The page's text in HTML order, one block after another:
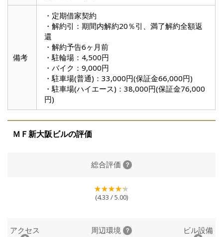
備考
・定期借家契約
・解約引：期間内解約20％引、満了解約全額返
還
・解約予告6ヶ月前
・駐輪場：4,500円
・バイク：9,000円
・駐車場(普通)：33,000円(保証金66,000円)
・駐車場(ハイエース)：38,000円(保証金76,000
円)
ＭＦ新大阪ビルの評価
総合評価
(4.33 / 5.00)
アクセス 周辺環境 ビル設備